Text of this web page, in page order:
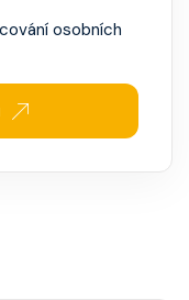
osobních